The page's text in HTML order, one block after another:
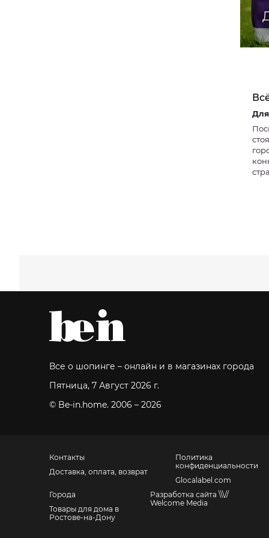
Все о шопинге – онлайн и в магазинах города
Пятница, 7 Август 2026 г.
© Be-in.home. 2006 – 2026
Контакты
Доставка, оплата, возврат
Политика
конфиденциальности
Glocalabel.com
Города
Товары для дома в
Ростове-на-Дону
Разработка сайта \\\//
Welcome Media